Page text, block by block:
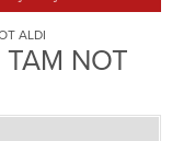
ALDI
TAM NOT